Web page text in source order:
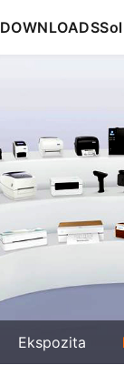
DOWNLOADS
Ekspozita